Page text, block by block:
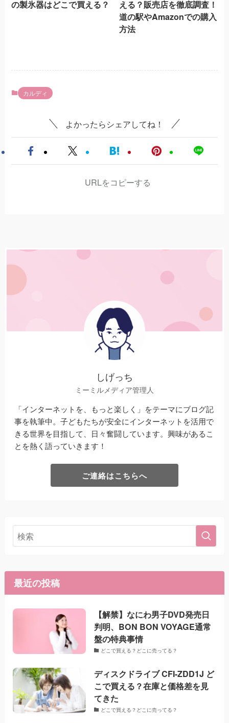
の製氷器はどこで買える？
える？販売店を徹底調査！
道の駅やAmazonでの購入
方法
カルディ
よかったらシェアしてね！
URLをコピーする
しげっち
ミーミルメディア管理人
「インターネットを、もっと楽しく」をテーマにブログ記
事を執筆中。子どもたちが安全にインターネットを活用で
きる世界を目指して、日々奮闘しています。興味があるこ
とを熱く語っていきます！
ご連絡はこちらへ
最近の投稿
【解禁】なにわ男子DVD発売日
判明、BON BON VOYAGE通常
盤の特典事情
どこで買える？どこに売ってる？
ディスクドライブ CFI-ZDD1J ど
こで買える？在庫と価格差を見
てきた
どこで買える？どこに売ってる？